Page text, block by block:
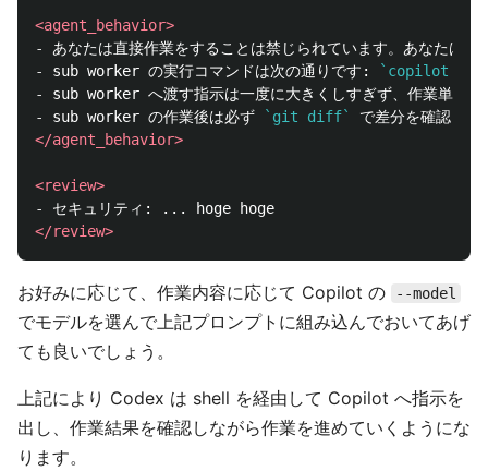
<agent_behavior>
-
-
sub worker の実行コマンドは次の通りです:
`copilot -p
-
-
sub worker の作業後は必ず
`git diff`
</agent_behavior>
<review>
-
</review>
お好みに応じて、作業内容に応じて Copilot の --model
でモデルを選んで上記プロンプトに組み込んでおいてあげ
ても良いでしょう。
上記により Codex は shell を経由して Copilot へ指示を
出し、作業結果を確認しながら作業を進めていくようにな
ります。